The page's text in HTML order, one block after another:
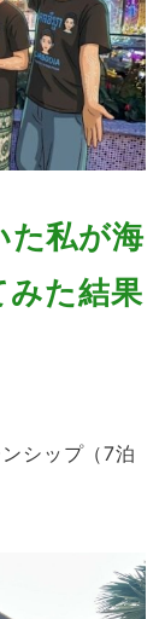
た私が海
みた結果
シップ（7泊